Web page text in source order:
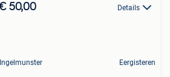
€ 50,00 Details
Ingelmunster Eergisteren